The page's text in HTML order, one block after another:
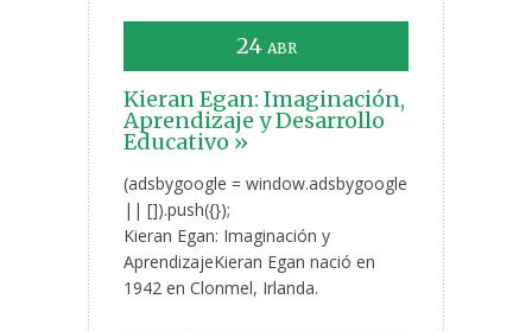
24 ABR
Kieran Egan: Imaginación,
Aprendizaje y Desarrollo
Educativo »
(adsbygoogle = window.adsbygoogle
|| []).push({});
Kieran Egan: Imaginación y
AprendizajeKieran Egan nació en
1942 en Clonmel, Irlanda.